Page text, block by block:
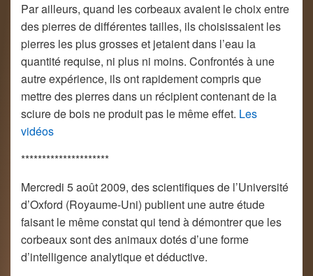
Par ailleurs, quand les corbeaux avaient le choix entre
des pierres de différentes tailles, ils choisissaient les
pierres les plus grosses et jetaient dans l’eau la
quantité requise, ni plus ni moins. Confrontés à une
autre expérience, ils ont rapidement compris que
mettre des pierres dans un récipient contenant de la
sciure de bois ne produit pas le même effet. Les
vidéos
*********************
Mercredi 5 août 2009, des scientifiques de l’Université
d’Oxford (Royaume-Uni) publient une autre étude
faisant le même constat qui tend à démontrer que les
corbeaux sont des animaux dotés d’une forme
d’intelligence analytique et déductive.